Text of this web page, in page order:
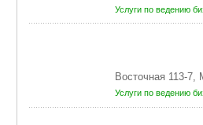
Услуги по ведению
Восточная 113-
Услуги по ведению